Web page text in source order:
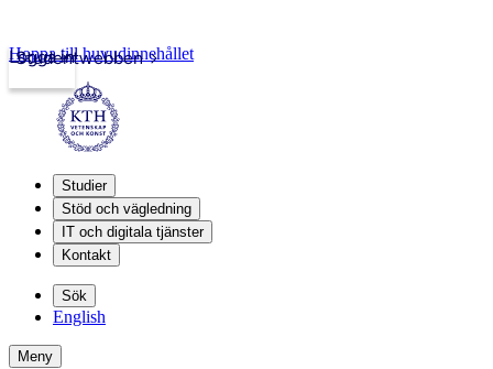
Studentwebben
Logga in
Hoppa till huvudinnehållet
Studier
Stöd och vägledning
IT och digitala tjänster
Kontakt
Sök
English
Meny